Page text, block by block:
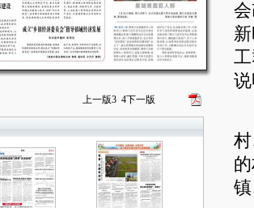
上一版3 4下一版